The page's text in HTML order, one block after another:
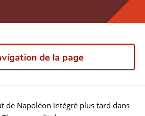
de la page
de Napoléon intégré plus tard dans